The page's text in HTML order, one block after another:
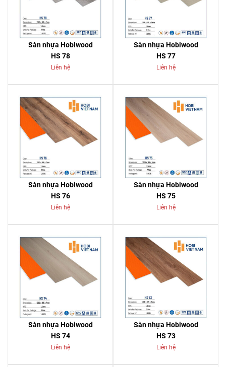
Sàn nhựa Hobiwood
HS 78
Liên hệ
Sàn nhựa Hobiwood
HS 77
Liên hệ
Sàn nhựa Hobiwood
HS 76
Liên hệ
Sàn nhựa Hobiwood
HS 75
Liên hệ
Sàn nhựa Hobiwood
HS 74
Liên hệ
Sàn nhựa Hobiwood
HS 73
Liên hệ